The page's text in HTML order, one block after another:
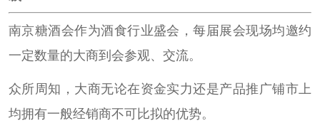
南京糖酒会作为酒食行业盛会，每届展会现场均邀约
一定数量的大商到会参观、交流。
众所周知，大商无论在资金实力还是产品推广铺市上
均拥有一般经销商不可比拟的优势。